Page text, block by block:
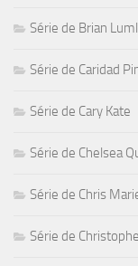
Série de Brian
Série de Caridad
Série de Cary Kate
Série de Chelsea
Série de Chris
Série de